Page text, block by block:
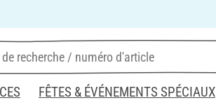
FÊTES & ÉVÉNEMENTS SPÉCIAUX